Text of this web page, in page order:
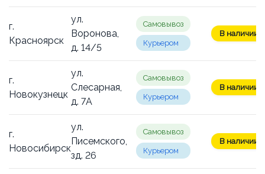
г.
Красноярск
ул.
Воронова,
д. 14/5
Самовывоз
Курьером
В наличии:
г.
Новокузнецк
ул.
Слесарная,
д. 7А
Самовывоз
Курьером
В наличии:
г.
Новосибирск
ул.
Писемского,
зд. 26
Самовывоз
Курьером
В наличии: